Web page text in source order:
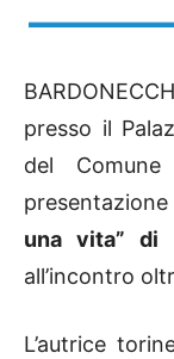
presso il
del
una vita” di
all’incontro
L’autrice